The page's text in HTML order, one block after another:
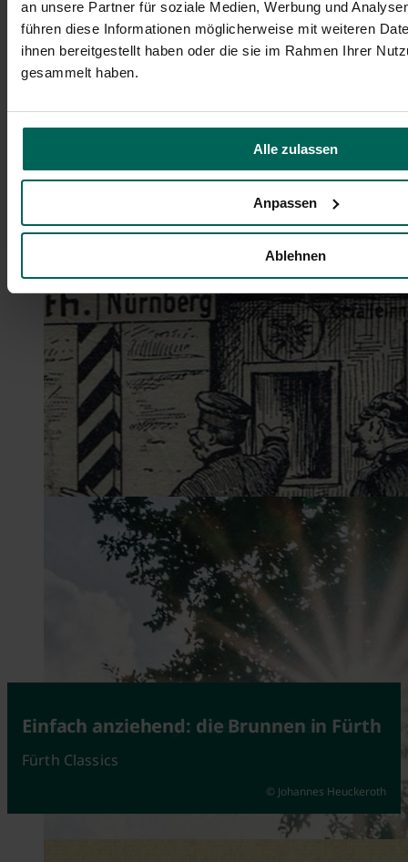
an unsere Partner für soziale Medien, Werbung und
führen diese Informationen möglicherweise mit weiteren
ihnen bereitgestellt haben oder die sie im Rahmen Ihrer
gesammelt haben.
Alle zulassen
Anpassen
Ablehnen
Reine Wahrheit oder faustdicke Lüge?
Fürth Classics
© Kerstin Nussbächer
Fürth & Nürnberg - (K)eine Liebe
Fürth Classics
© Kamran Salimi
Einfach anziehend: die Brunnen in Fürth
Fürth Classics
© Johannes Heuckeroth